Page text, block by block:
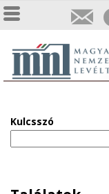
Kulcsszó